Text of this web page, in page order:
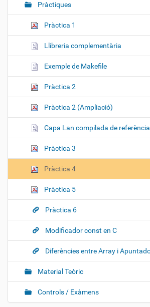
g
i
Pràctiques
Pràctica 1
Llibreria complementària
Exemple de Makefile
Pràctica 2
Pràctica 2 (Ampliació)
Capa Lan compilada de referència
Pràctica 3
Pràctica 4
Pràctica 5
Pràctica 6
Modificador const en C
Diferències entre Array i
Material Teòric
Controls / Exàmens